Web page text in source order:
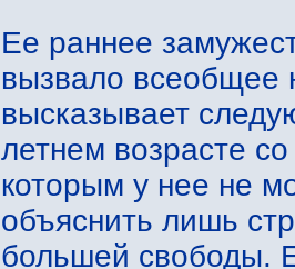
Ее раннее
вызвало
высказывает
летнем возрасте
которым у нее не
объяснить лишь
большей свободы.